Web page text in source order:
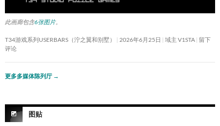
此画廊包含6张图片。
T34游戏系列USERBARS（泞之翼和别墅） 2026年6月25日 域主 V1STA 留下
评论
更多多媒体陈列厅 →
图贴